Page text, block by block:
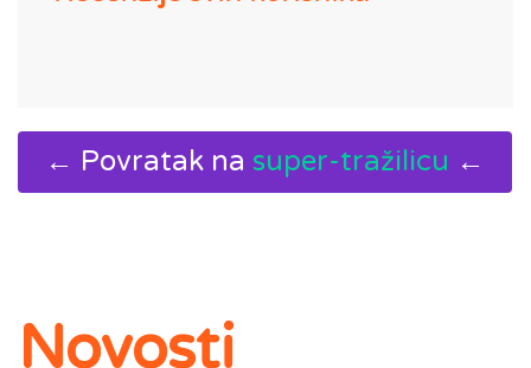
← Povratak na super-tražilicu ←
Novosti